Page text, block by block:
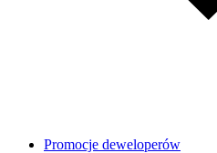
Promocje deweloperów